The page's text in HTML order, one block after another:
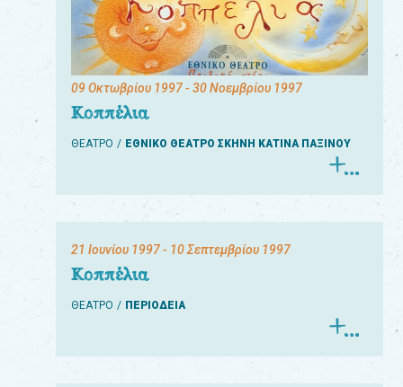
09 Οκτωβρίου 1997- 30 Νοεμβρίου 1997
Κοππέλια
ΘΕΑΤΡΟ ΕΘΝΙΚΟ ΘΕΑΤΡΟ ΣΚΗΝΗ ΚΑΤΙΝΑ ΠΑΞΙΝΟΥ
21 Ιουνίου 1997- 10 Σεπτεμβρίου 1997
Κοππέλια
ΘΕΑΤΡΟ ΠΕΡΙΟΔΕΙΑ